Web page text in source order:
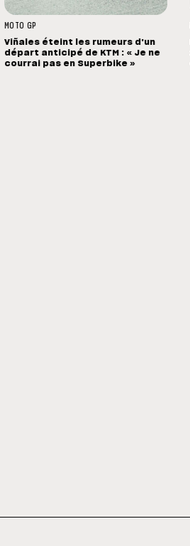
MOTO GP
Viñales éteint les rumeurs d'un
départ anticipé de KTM : « Je ne
courrai pas en Superbike »